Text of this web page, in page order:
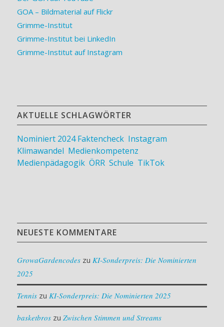
GOA – Bildmaterial auf Flickr
Grimme-Institut
Grimme-Institut bei LinkedIn
Grimme-Institut auf Instagram
AKTUELLE SCHLAGWÖRTER
Nominiert 2024 Faktencheck, Instagram
Klimawandel Medienkompetenz
Medienpädagogik, ÖRR, Schule TikTok
NEUESTE KOMMENTARE
GrowaGardencodeszu KI-Sonderpreis: Die Nominierten
2025
Tenniszu KI-Sonderpreis: Die Nominierten 2025
basketbroszu Zwischen Stimmen und Streams